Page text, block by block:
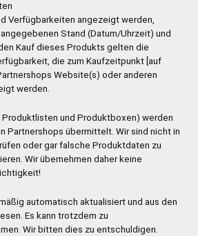
Verfügbarkeiten angezeigt werden,
Stand (Datum/Uhrzeit) und
Kauf dieses Produkts gelten die
die zum Kaufzeitpunkt [auf
Website(s) oder anderen
werden.
und Produktboxen) werden
Partnershops übermittelt. Wir sind nicht in
oder gar falsche Produktdaten zu
Wir übernehmen daher keine
automatisch aktualisiert und aus den
Es kann trotzdem zu
Wir bitten dies zu entschuldigen.